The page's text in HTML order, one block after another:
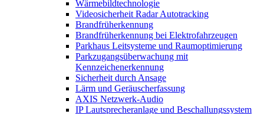
Wärmebildtechnologie
Videosicherheit Radar Autotracking​
Brandfrüherkennung
Brandfrüherkennung bei Elektrofahrzeugen
Parkhaus Leitsysteme und Raumoptimierung
Parkzugangsüberwachung mit
Kennzeichenerkennung
Sicherheit durch Ansage
Lärm und Geräuscherfassung
AXIS Netzwerk-Audio
IP Lautsprecheranlage und Beschallungssystem